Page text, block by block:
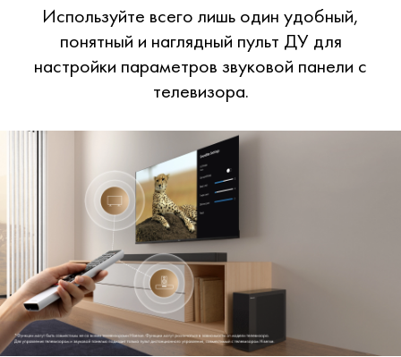
Используйте всего лишь один удобный,
понятный и наглядный пульт ДУ для
настройки параметров звуковой панели с
телевизора.